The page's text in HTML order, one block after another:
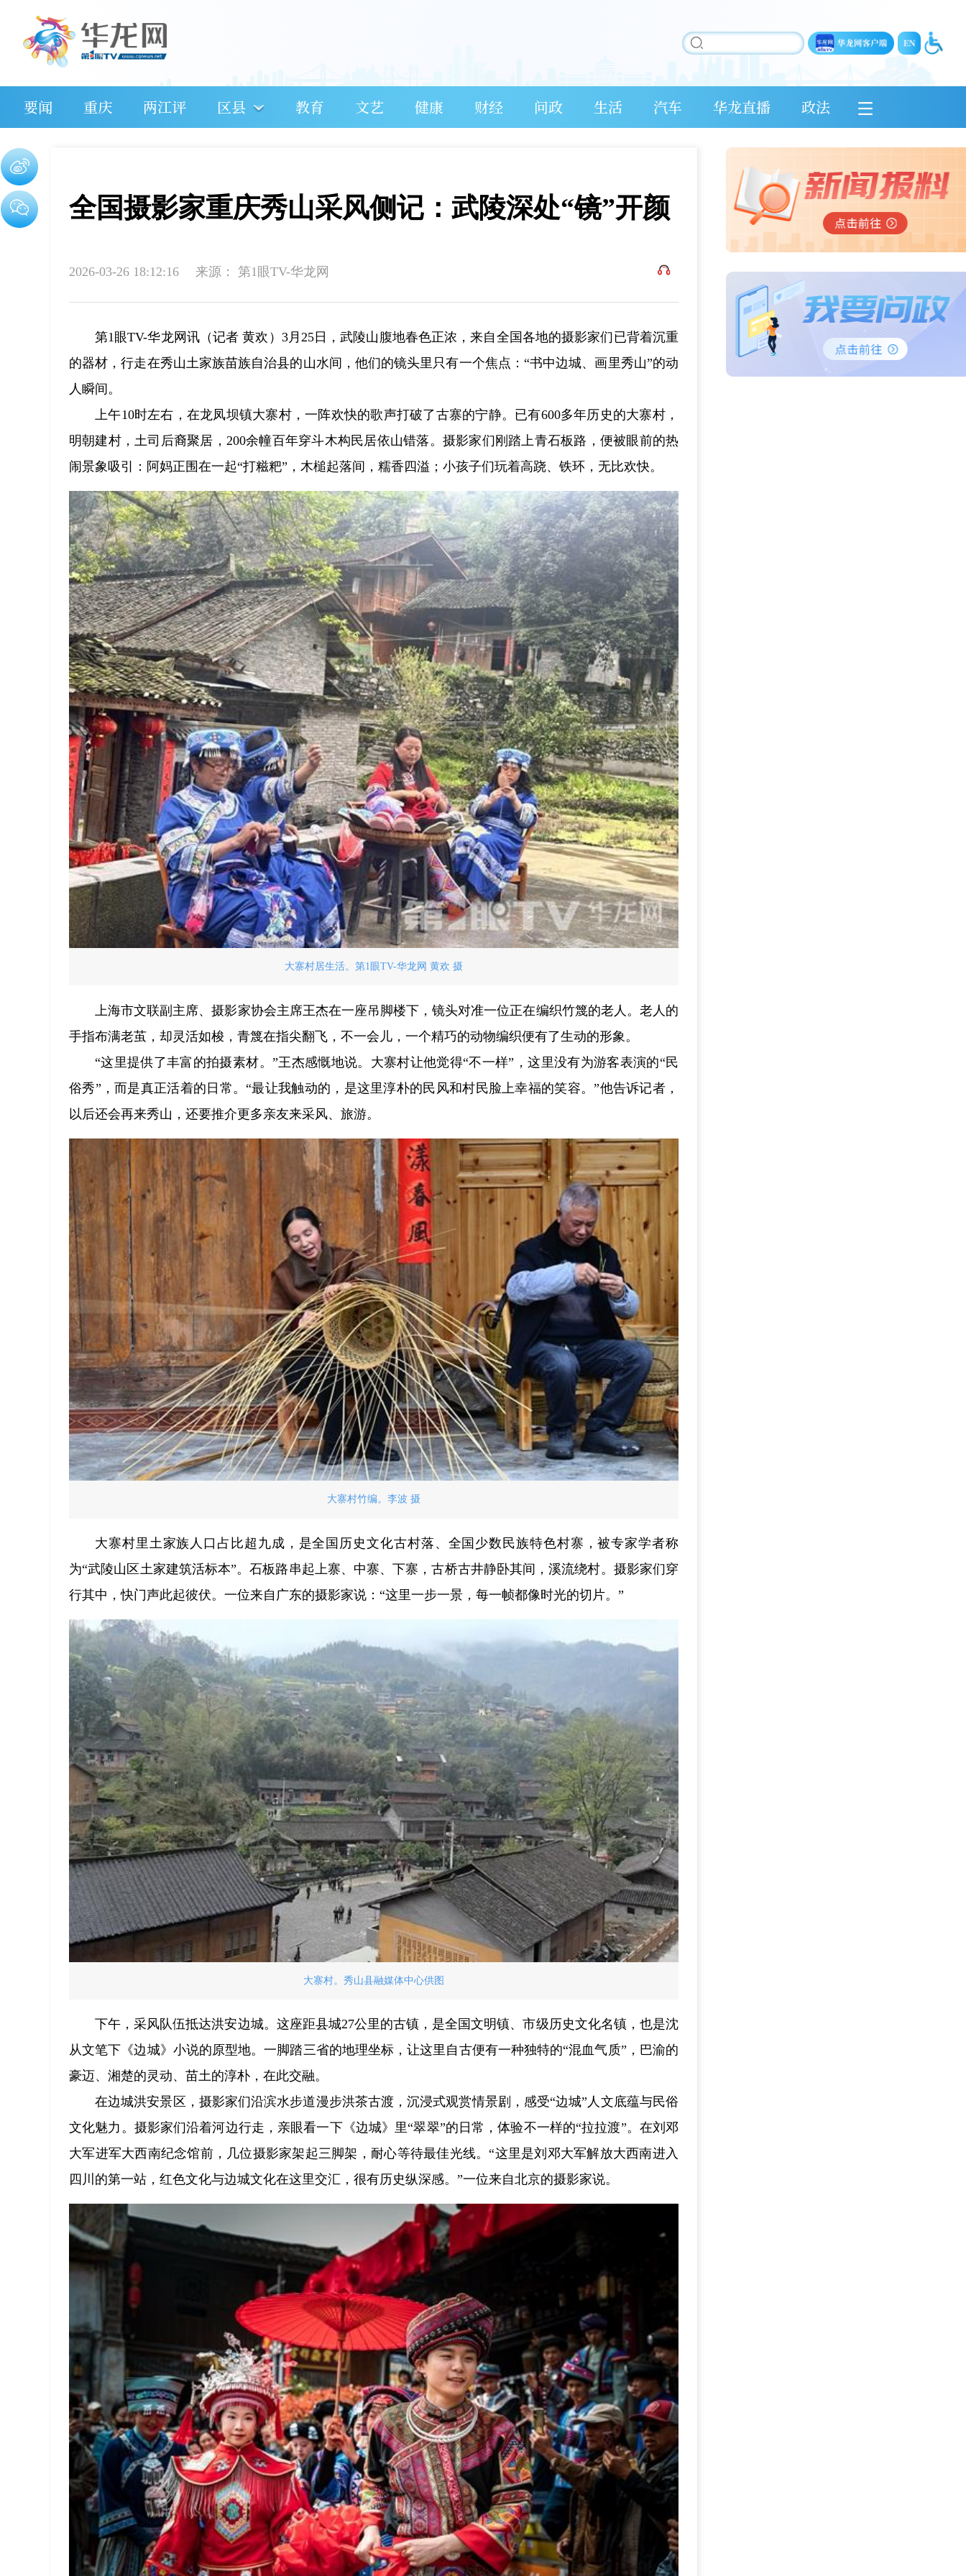
要闻 重庆 两江评 区县 教育 文艺 健康 财经 问政 生活 汽车 华龙直播 政法
全国摄影家重庆秀山采风侧记：武陵深处“镜”开颜
2026-03-26 18:12:16 来源： 第1眼TV-华龙网
第1眼TV-华龙网讯（记者 黄欢）3月25日，武陵山腹地春色正浓，来自全国各地的摄影家们已背着沉重
的器材，行走在秀山土家族苗族自治县的山水间，他们的镜头里只有一个焦点：“书中边城、画里秀山”的动
人瞬间。
上午10时左右，在龙凤坝镇大寨村，一阵欢快的歌声打破了古寨的宁静。已有600多年历史的大寨村，
明朝建村，土司后裔聚居，200余幢百年穿斗木构民居依山错落。摄影家们刚踏上青石板路，便被眼前的热
闹景象吸引：阿妈正围在一起“打糍粑”，木槌起落间，糯香四溢；小孩子们玩着高跷、铁环，无比欢快。
大寨村居生活。第1眼TV-华龙网 黄欢 摄
上海市文联副主席、摄影家协会主席王杰在一座吊脚楼下，镜头对准一位正在编织竹篾的老人。老人的
手指布满老茧，却灵活如梭，青篾在指尖翻飞，不一会儿，一个精巧的动物编织便有了生动的形象。
“这里提供了丰富的拍摄素材。”王杰感慨地说。大寨村让他觉得“不一样”，这里没有为游客表演的“民
俗秀”，而是真正活着的日常。“最让我触动的，是这里淳朴的民风和村民脸上幸福的笑容。”他告诉记者，
以后还会再来秀山，还要推介更多亲友来采风、旅游。
大寨村竹编。李波 摄
大寨村里土家族人口占比超九成，是全国历史文化古村落、全国少数民族特色村寨，被专家学者称
为“武陵山区土家建筑活标本”。石板路串起上寨、中寨、下寨，古桥古井静卧其间，溪流绕村。摄影家们穿
行其中，快门声此起彼伏。一位来自广东的摄影家说：“这里一步一景，每一帧都像时光的切片。”
大寨村。秀山县融媒体中心供图
下午，采风队伍抵达洪安边城。这座距县城27公里的古镇，是全国文明镇、市级历史文化名镇，也是沈
从文笔下《边城》小说的原型地。一脚踏三省的地理坐标，让这里自古便有一种独特的“混血气质”，巴渝的
豪迈、湘楚的灵动、苗土的淳朴，在此交融。
在边城洪安景区，摄影家们沿滨水步道漫步洪茶古渡，沉浸式观赏情景剧，感受“边城”人文底蕴与民俗
文化魅力。摄影家们沿着河边行走，亲眼看一下《边城》里“翠翠”的日常，体验不一样的“拉拉渡”。在刘邓
大军进军大西南纪念馆前，几位摄影家架起三脚架，耐心等待最佳光线。“这里是刘邓大军解放大西南进入
四川的第一站，红色文化与边城文化在这里交汇，很有历史纵深感。”一位来自北京的摄影家说。